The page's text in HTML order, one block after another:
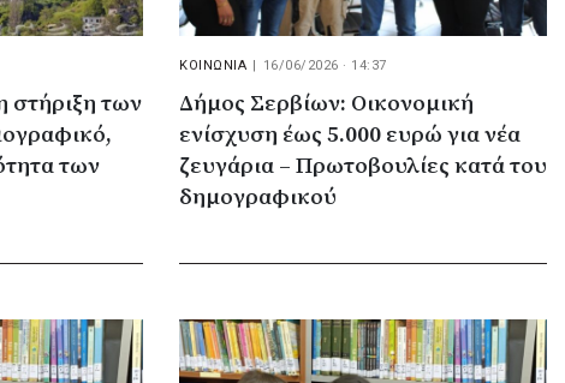
στήριξη των
των
ΚΟΙΝΩΝΙΑ | 16/06/2026 · 14:37
Δήμος Σερβίων: Οικονομική
ενίσχυση έως 5.000 ευρώ για νέα
ζευγάρια – Πρωτοβουλίες κατά του
δημογραφικού